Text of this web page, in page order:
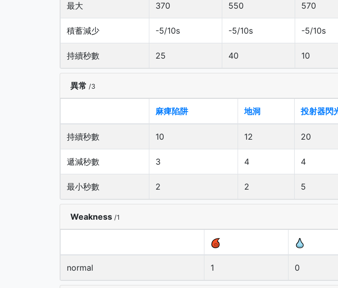
最大 370 550 570
積蓄減少 -5/10s -5/10s -5/10s
持續秒數 25 40 10
異常 /3
麻痺陷阱 地洞 投射器閃
持續秒數 10 12 20
遞減秒數 3 4 4
最小秒數 2 2 5
Weakness /1
normal 1 0